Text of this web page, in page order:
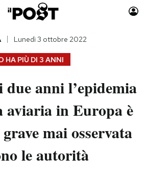
Auto
Moda
Consumismi
Storie/Idee
Media
HA PIÙ DI 3 ANNI
Lunedì 3 ottobre 2022
anni l’epidemia
aviaria in Europa è
mai osservata
le autorità